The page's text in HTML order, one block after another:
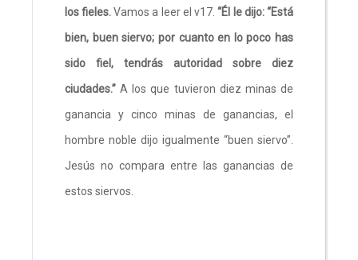
los fieles.Vamos a leer el v17. “Él le dijo: “Está
bien, buen siervo; por cuanto en lo poco has
sido fiel, tendrás autoridad sobre diez
ciudades.” A los que tuvieron diez minas de
ganancia y cinco minas de ganancias, el
hombre noble dijo igualmente “buen siervo”.
Jesús no compara entre las ganancias de
estos siervos.